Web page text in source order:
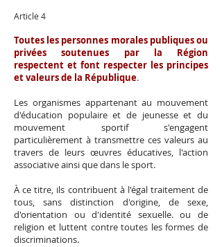
Article 4
Toutes les personnes morales publiques ou
privées soutenues par la Région
respectent et font respecter les principes
et valeurs de la République.
Les organismes appartenant au mouvement
d'éducation populaire et de jeunesse et du
mouvement sportif s'engagent
particulièrement à transmettre ces valeurs au
travers de leurs œuvres éducatives, l'action
associative ainsi que dans le sport.
À ce titre, ils contribuent à l'égal traitement de
tous, sans distinction d'origine, de sexe,
d'orientation ou d'identité sexuelle. ou de
religion et luttent contre toutes les formes de
discriminations.